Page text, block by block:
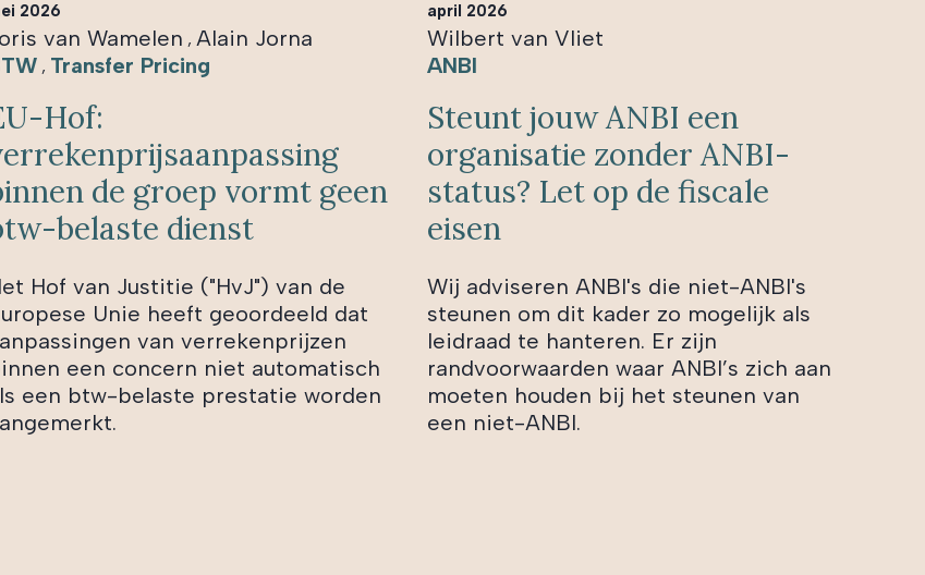
2026
van Wamelen , Alain Jorna
, Transfer Pricing
Hof:
de groep vormt geen
belaste dienst
Hof van Justitie ("HvJ") van de
Unie heeft geoordeeld dat
van verrekenprijzen
een concern niet automatisch
een btw-belaste prestatie worden
april 2026
Wilbert van Vliet
ANBI
Steunt jouw ANBI een
organisatie zonder ANBI-
status? Let op de fiscale
eisen
Wij adviseren ANBI's die niet-ANBI's
steunen om dit kader zo mogelijk als
leidraad te hanteren. Er zijn
randvoorwaarden waar ANBI’s zich aan
moeten houden bij het steunen van
een niet-ANBI.